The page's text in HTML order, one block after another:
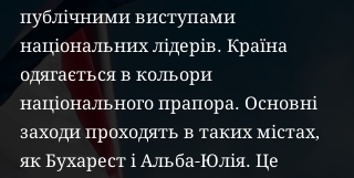
публічними виступами
національних лідерів. Країна
одягається в кольори
національного прапора. Основні
заходи проходять в таких містах,
як Бухарест і Альба-Юлія. Це